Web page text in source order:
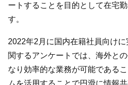
ートすることを目的として在宅
す。
2022年2月に国内在籍社員向け
関するアンケートでは、海外と
なり効率的な業務が可能である
ムを活用することで円滑に情報